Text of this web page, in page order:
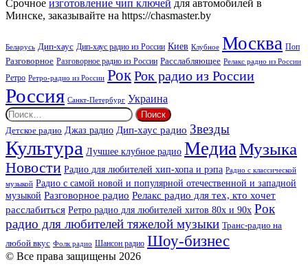
Срочное изготовление чип ключей для автомобилей в
Минске, заказывайте на https://chasmaster.by
Беларусь Дип-хаус Дип-хаус радио из России Киев Клубное Москва Поп
Разговорное Разговорное радио из России Расслабляющее Релакс радио из России
Ретро Ретро-радио из России РокРок радио из России
Россия Санкт-Петербург Украина
Найти:
Детское радио Джаз радио Дип-хаус радио Звезды
Культура Лучшее клубное радио МедиаМузыка
Новости Радио для любителей хип-хопа и рэпа Радио с классической
музыкой Радио с самой новой и популярной отечественной и западной
музыкой Разговорное радио Релакс радио для тех, кто хочет
расслабиться Ретро радио для любителей хитов 80х и 90х Рок
радио для любителей тяжелой музыки Транс-радио на
любой вкус Фолк радио Шансон радио Шоу-бизнес
© Все права защищены 2026